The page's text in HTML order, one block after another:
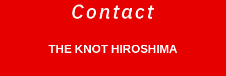
Contact
THE KNOT HIROSHIMA